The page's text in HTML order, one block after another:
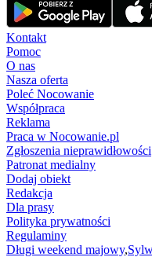
Kontakt
Pomoc
O nas
Nasza oferta
Poleć Nocowanie
Współpraca
Reklama
Praca w Nocowanie.pl
Zgłoszenia nieprawidłowości
Patronat medialny
Dodaj obiekt
Redakcja
Dla prasy
Polityka prywatności
Regulaminy
Długi weekend majowy,